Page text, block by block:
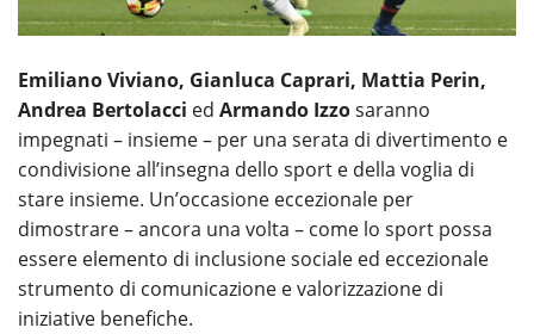
Emiliano Viviano, Gianluca Caprari, Mattia Perin,
Andrea Bertolacci ed Armando Izzosaranno
impegnati – insieme – per una serata di divertimento e
condivisione all’insegna dello sport e della voglia di
stare insieme. Un’occasione eccezionale per
dimostrare – ancora una volta – come lo sport possa
essere elemento di inclusione sociale ed eccezionale
strumento di comunicazione e valorizzazione di
iniziative benefiche.